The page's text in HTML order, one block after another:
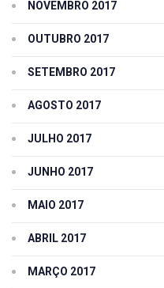
NOVEMBRO 2017
OUTUBRO 2017
SETEMBRO 2017
AGOSTO 2017
JULHO 2017
JUNHO 2017
MAIO 2017
ABRIL 2017
MARÇO 2017